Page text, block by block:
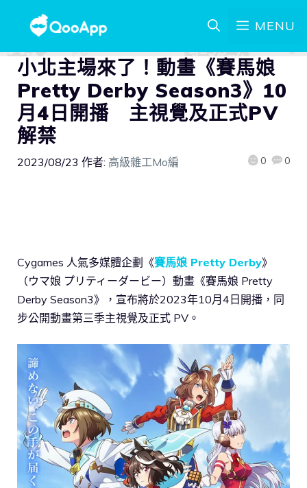
MENU
小北主場來了！動畫《賽馬娘
Pretty Derby Season3》10
月4日開播 主視覺及正式PV
解禁
2023/08/23 作者: 高級雜工Mo編 0 0
Cygames 人氣多媒體企劃《賽馬娘 Pretty Derby》
（ウマ娘 プリティーダービー）動畫《賽馬娘 Pretty
Derby Season3》，宣布將於2023年10月4日開播，同
步公開動畫第三季主視覺及正式 PV。